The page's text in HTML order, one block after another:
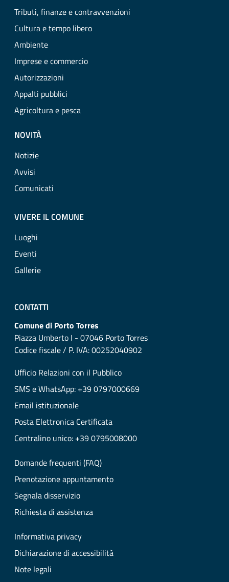
Tributi, finanze e contravvenzioni
Cultura e tempo libero
Ambiente
Imprese e commercio
Autorizzazioni
Appalti pubblici
Agricoltura e pesca
NOVITÀ
Notizie
Avvisi
Comunicati
VIVERE IL COMUNE
Luoghi
Eventi
Gallerie
CONTATTI
Comune di Porto Torres
Piazza Umberto I - 07046 Porto Torres
Codice fiscale / P. IVA: 00252040902
Ufficio Relazioni con il Pubblico
SMS e WhatsApp: +39 0797000669
Email istituzionale
Posta Elettronica Certificata
Centralino unico: +39 0795008000
Domande frequenti (FAQ)
Prenotazione appuntamento
Segnala disservizio
Richiesta di assistenza
Informativa privacy
Dichiarazione di accessibilità
Note legali